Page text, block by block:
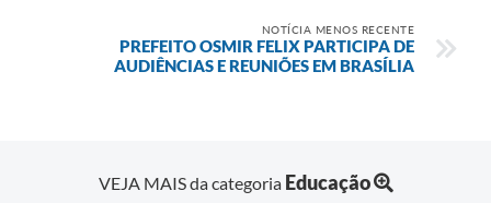
NOTÍCIA MENOS RECENTE
PREFEITO OSMIR FELIX PARTICIPA DE
AUDIÊNCIAS E REUNIÕES EM BRASÍLIA
VEJA MAIS da categoria Educação